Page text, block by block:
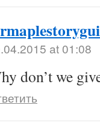
at 01:08
don’t we